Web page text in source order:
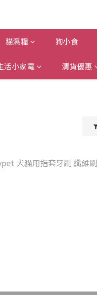
貓濕糧 狗小食
活小家電 清貨優惠